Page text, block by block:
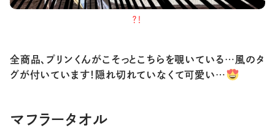
？！
全商品、プリンくんがこそっとこちらを覗いている…風のタ
グが付いています！隠れ切れていなくて可愛い…
マフラータオル